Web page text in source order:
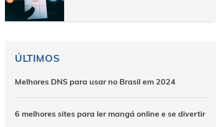
ÚLTIMOS
Melhores DNS para usar no Brasil em 2024
6 melhores sites para ler mangá online e se divertir